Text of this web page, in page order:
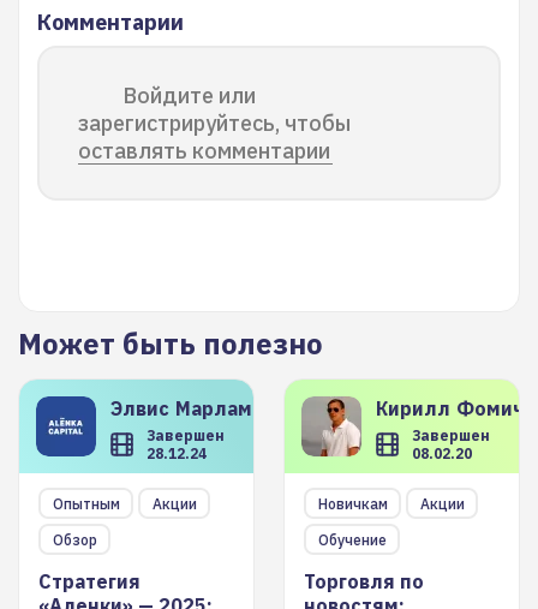
Комментарии
Войдите или
зарегистрируйтесь, чтобы
оставлять комментарии
Может быть полезно
Элвис Марламов
Завершен
28.12.24
Опытным
Акции
Обзор
Стратегия
Кирилл
Завершен
08.02.20
Новичкам
Акции
Обучение
Торговля по